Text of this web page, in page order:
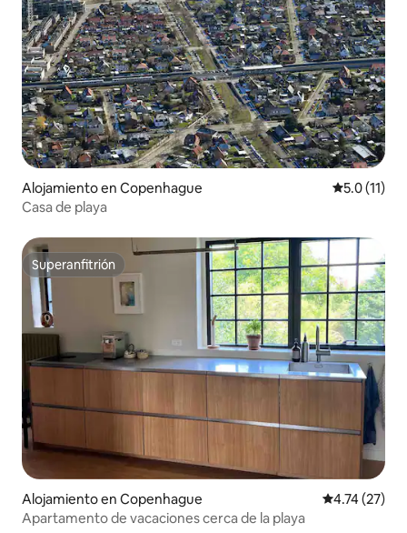
Alojamiento en Copenhague Calificación
5.0 (11)
Casa de playa
Superanfitrión
Superanfitrión
Alojamiento en Copenhague Calificación
4.74 (27)
Apartamento de vacaciones cerca de la playa